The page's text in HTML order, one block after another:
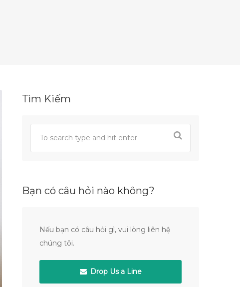
Tìm Kiếm
Bạn có câu hỏi nào không?
Nếu bạn có câu hỏi gì, vui lòng liên hệ
chúng tôi.
Drop Us a Line